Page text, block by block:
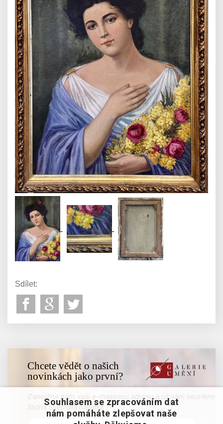
Sdílet:
Chcete vědět o našich
novinkách jako první?
Zanechte nám vaši e-mailovou adresu a už vám neunikne
žádná speciální nabídka
Souhlasem se zpracováním dat
nám pomáháte zlepšovat naše